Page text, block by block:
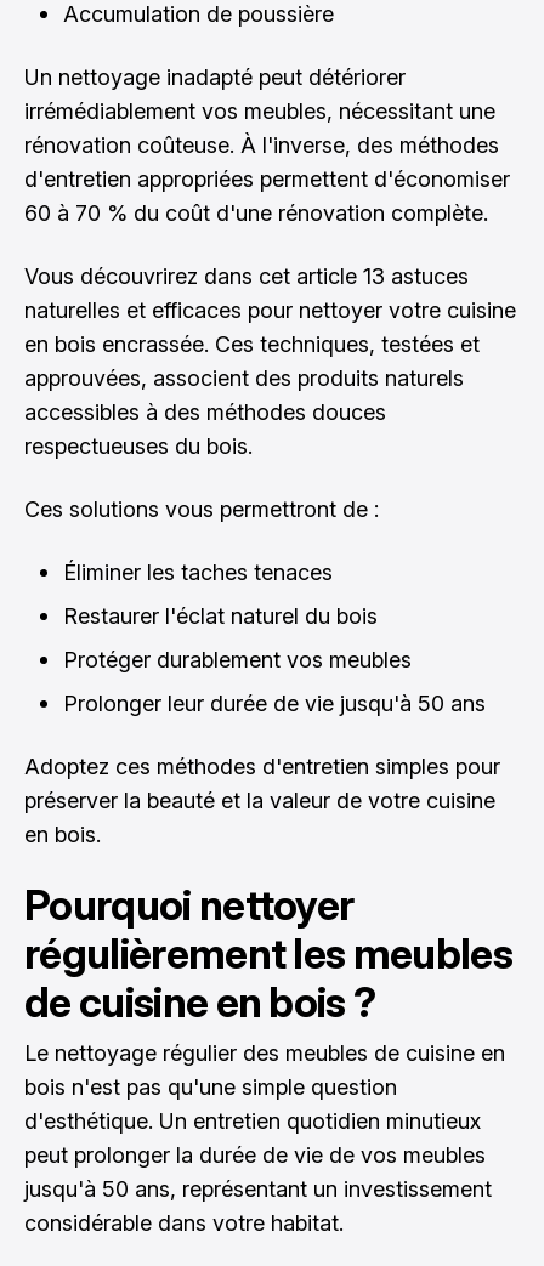
Accumulation de poussière
Un nettoyage inadapté peut détériorer
irrémédiablement vos meubles, nécessitant une
rénovation coûteuse. À l'inverse, des méthodes
d'entretien appropriées permettent d'économiser
60 à 70 % du coût d'une rénovation complète.
Vous découvrirez dans cet article 13 astuces
naturelles et efficaces pour nettoyer votre cuisine
en bois encrassée. Ces techniques, testées et
approuvées, associent des produits naturels
accessibles à des méthodes douces
respectueuses du bois.
Ces solutions vous permettront de :
Éliminer les taches tenaces
Restaurer l'éclat naturel du bois
Protéger durablement vos meubles
Prolonger leur durée de vie jusqu'à 50 ans
Adoptez ces méthodes d'entretien simples pour
préserver la beauté et la valeur de votre cuisine
en bois.
Pourquoi nettoyer
régulièrement les meubles
de cuisine en bois ?
Le nettoyage régulier des meubles de cuisine en
bois n'est pas qu'une simple question
d'esthétique. Un entretien quotidien minutieux
peut prolonger la durée de vie de vos meubles
jusqu'à 50 ans, représentant un investissement
considérable dans votre habitat.